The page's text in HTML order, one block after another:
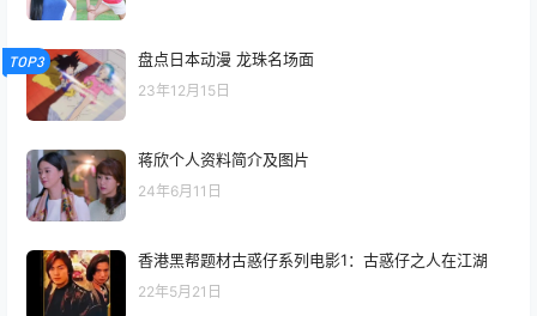
TOP3 盘点日本动漫 龙珠名场面
23年12月15日
蒋欣个人资料简介及图片
24年6月11日
香港黑帮题材古惑仔系列电影1：古惑仔之人在江湖
22年5月21日